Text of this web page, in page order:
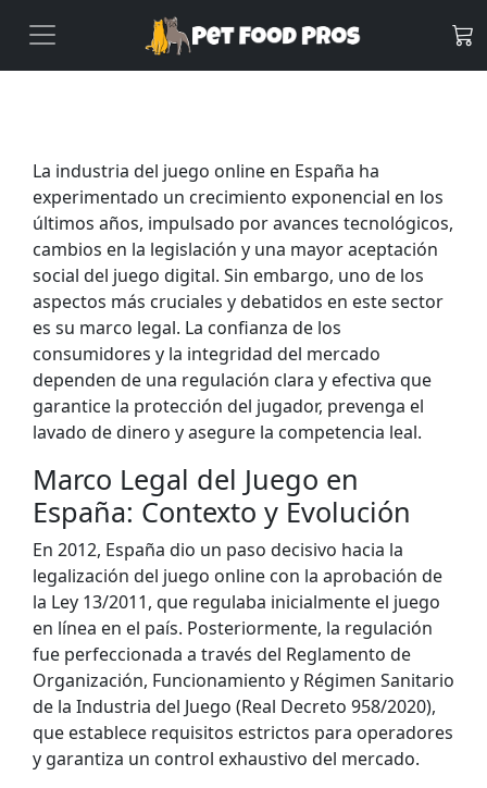
La industria del juego online en España ha
experimentado un crecimiento exponencial en los
últimos años, impulsado por avances tecnológicos,
cambios en la legislación y una mayor aceptación
social del juego digital. Sin embargo, uno de los
aspectos más cruciales y debatidos en este sector
es su marco legal. La confianza de los
consumidores y la integridad del mercado
dependen de una regulación clara y efectiva que
garantice la protección del jugador, prevenga el
lavado de dinero y asegure la competencia leal.
Marco Legal del Juego en
España: Contexto y Evolución
En 2012, España dio un paso decisivo hacia la
legalización del juego online con la aprobación de
la Ley 13/2011, que regulaba inicialmente el juego
en línea en el país. Posteriormente, la regulación
fue perfeccionada a través del Reglamento de
Organización, Funcionamiento y Régimen Sanitario
de la Industria del Juego (Real Decreto 958/2020),
que establece requisitos estrictos para operadores
y garantiza un control exhaustivo del mercado.